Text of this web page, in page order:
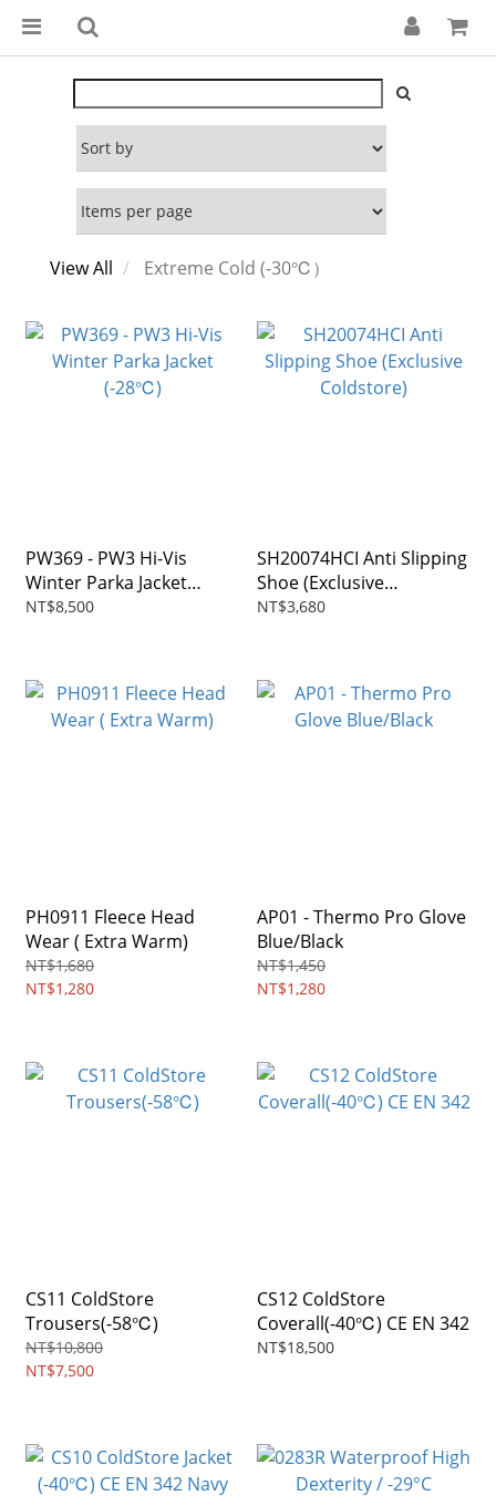
View All Extreme Cold (-30℃）
PW369 - PW3 Hi-Vis
Winter Parka Jacket
(-28℃)
NT$8,500
SH20074HCI Anti Slipping
Shoe (Exclusive
Coldstore)
NT$3,680
PH0911 Fleece Head
Wear ( Extra Warm)
NT$1,680
NT$1,280
AP01 - Thermo Pro Glove
Blue/Black
NT$1,450
NT$1,280
CS11 ColdStore
Trousers(-58℃)
NT$10,800
NT$7,500
CS12 ColdStore
Coverall(-40℃) CE EN 342
NT$18,500